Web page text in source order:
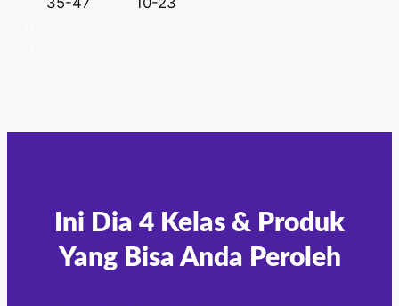
Ini Dia 4 Kelas & Produk
Yang Bisa Anda Peroleh